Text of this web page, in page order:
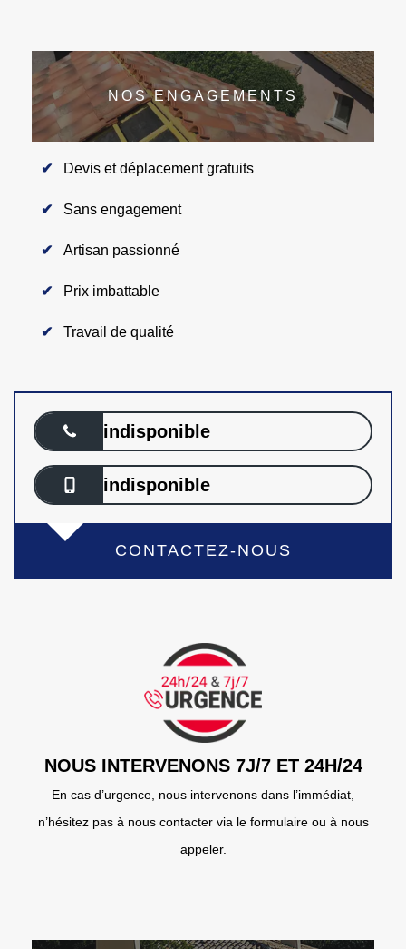
NOS ENGAGEMENTS
Devis et déplacement gratuits
Sans engagement
Artisan passionné
Prix imbattable
Travail de qualité
indisponible
indisponible
CONTACTEZ-NOUS
NOUS INTERVENONS 7J/7 ET 24H/24
En cas d’urgence, nous intervenons dans l’immédiat,
n’hésitez pas à nous contacter via le formulaire ou à nous
appeler.